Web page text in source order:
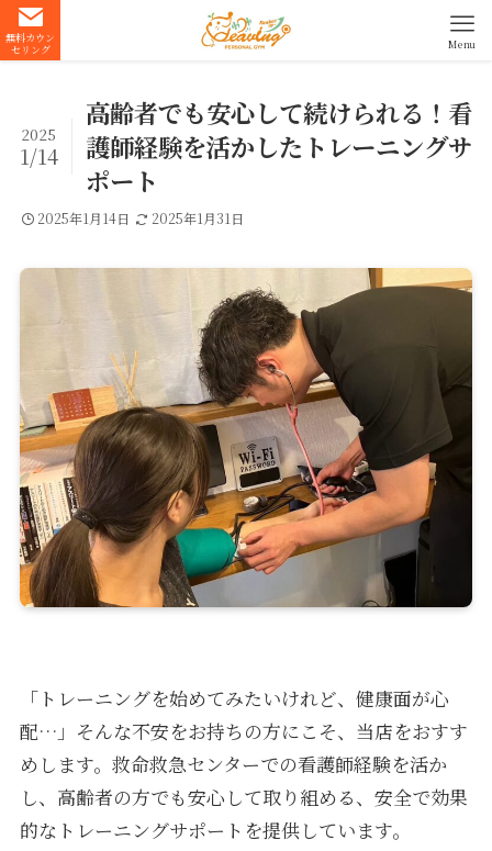
無料カウン
セリング Menu
高齢者でも安心して続けられる！看
護師経験を活かしたトレーニングサ
ポート
2025
1/14
2025年1月14日 2025年1月31日
「トレーニングを始めてみたいけれど、健康面が心
配…」そんな不安をお持ちの方にこそ、当店をおすす
めします。救命救急センターでの看護師経験を活か
し、高齢者の方でも安心して取り組める、安全で効果
的なトレーニングサポートを提供しています。